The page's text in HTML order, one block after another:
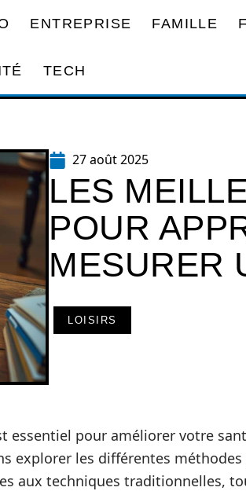
ENTREPRISE FAMILLE
TECH
27 août 2025
LES
POUR
MESURER
LOISIRS
essentiel pour améliorer votre
explorer les différentes
aux techniques traditionnelles,